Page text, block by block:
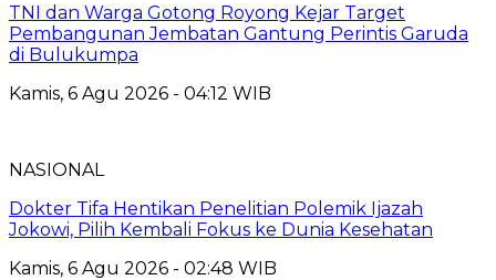
TNI dan Warga Gotong Royong Kejar Target
Pembangunan Jembatan Gantung Perintis Garuda
di Bulukumpa
Kamis, 6 Agu 2026 - 04:12 WIB
NASIONAL
Dokter Tifa Hentikan Penelitian Polemik Ijazah
Jokowi, Pilih Kembali Fokus ke Dunia Kesehatan
Kamis, 6 Agu 2026 - 02:48 WIB